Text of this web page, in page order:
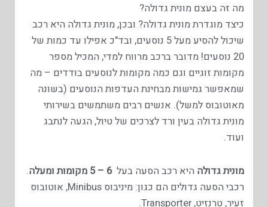
מה זה בעצם מונית גדולה?
כיצד מוגדרת מונית גדולה? ובכן, מונית גדולה היא רכב
שיכול להסיע מעל 5 נוסעים, ובד"כ אפילו עד כמות של
20 נוסעים! מדובר ברכב מרווח למדי, המכיל מספר
מקומות זוגיים וגם כמה מקומות לנוסעים בודדים – מה
שמאפשר גמישות מבחינת העדפות הנוסעים (בשונה
מאוטובוס למשל). אנשים רבים משתמשים בשירותי
מונית גדולה בעין ורד לצרכים של טיול, הגעה לנתבג
ועוד.
מונית גדולה היא רכב הסעה בעל 6 – 5 מקומות ומעלה
.
רכבי הסעה גדולים הם כגון: מיניבוס Minibus, אוטובוס
זעיר, טרנזיט, Transporter.